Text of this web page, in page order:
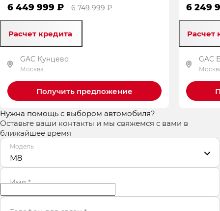
6 449 999 ₽ 6 749 999 ₽
Расчет кредита
GAC Кунцево
Москва
Получить предложение
6 249
Расчет
GAC
Нужна помощь с выбором автомобиля?
Оставьте ваши контакты и мы свяжемся с вами в
ближайшее время
Модель
M8
Имя*